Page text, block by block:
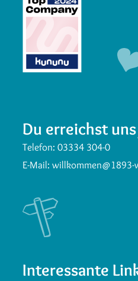
Du erreichst
Telefon:03334 304-0
E-Mail:willkommen@1893-
Interessante